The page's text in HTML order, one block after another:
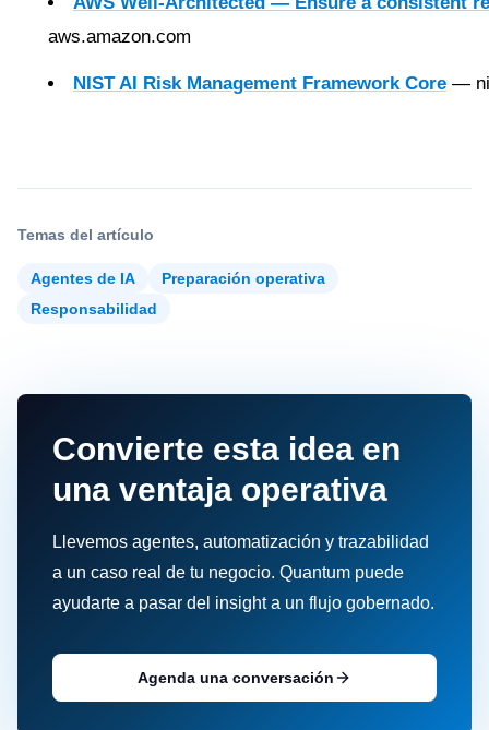
aws.amazon.com
NIST AI Risk Management Framework Core —
Temas del artículo
Agentes de IA
Preparación operativa
Responsabilidad
Convierte esta idea en
una ventaja operativa
Llevemos agentes, automatización y trazabilidad
a un caso real de tu negocio. Quantum puede
ayudarte a pasar del insight a un flujo gobernado.
Agenda una conversación